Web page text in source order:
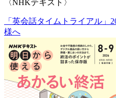
〈NHKテキスト〉
「英会話タイムトライアル」
様へ